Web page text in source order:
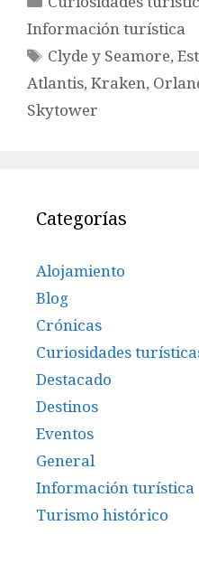
Información turística
Etiquetas
Clyde y Seamore,
Atlantis, Kraken,
Skytower
Categorías
Alojamiento
Blog
Crónicas
Curiosidades
Destacado
Destinos
Eventos
General
Información turística
Turismo histórico